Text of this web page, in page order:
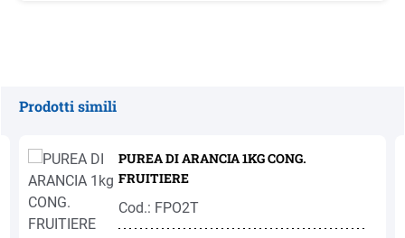
Prodotti simili
PUREA DI ARANCIA 1KG CONG.
FRUITIERE
Cod.: FPO2T